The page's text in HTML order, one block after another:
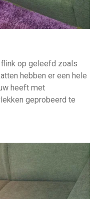
op geleefd zoals
hebben er een hele
heeft met
geprobeerd te